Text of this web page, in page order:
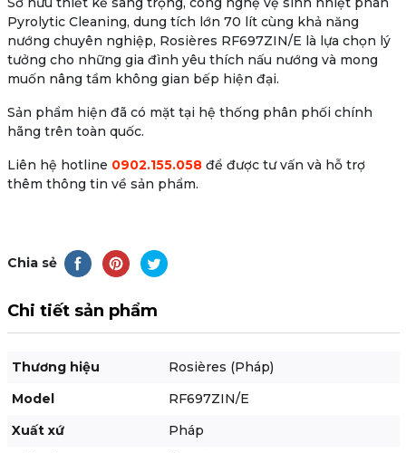
Pyrolytic Cleaning, dung tích lớn 70 lít cùng khả năng
nướng chuyên nghiệp, Rosières RF697ZIN/E là lựa chọn lý
tưởng cho những gia đình yêu thích nấu nướng và mong
muốn nâng tầm không gian bếp hiện đại.
Sản phẩm hiện đã có mặt tại hệ thống phân phối chính
hãng trên toàn quốc.
Liên hệ hotline 0902.155.058để được tư vấn và hỗ trợ
thêm thông tin về sản phẩm.
Chia sẻ
Chi tiết sản phẩm
Thương hiệu
Rosières (Pháp)
Model
RF697ZIN/E
Xuất xứ
Pháp